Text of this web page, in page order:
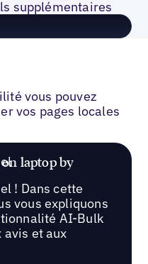
supplémentaires
vous pouvez
vos pages locales
! Dans cette
vous expliquons
AI-Bulk
avis et aux